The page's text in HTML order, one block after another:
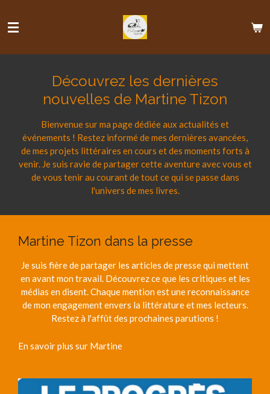
au
Découvrez les dernières
nouvelles de Martine Tizon
Bienvenue sur ma page dédiée aux actualités et
événements ! Restez informé de mes dernières avancées,
de mes projets littéraires en cours et des moments forts à
venir. Je suis ravie de partager cette aventure avec vous et
de vous tenir au courant de tout ce qui se passe dans
l'univers de mes livres.
Martine Tizon dans la presse
Je suis fière de partager les articles de presse qui mettent
en avant mon travail. Découvrez ce que les critiques et les
médias en disent. Chaque mention est une reconnaissance
de mon engagement envers la littérature et mes lecteurs.
Restez à l'affût des prochaines parutions !
En savoir plus sur Martine